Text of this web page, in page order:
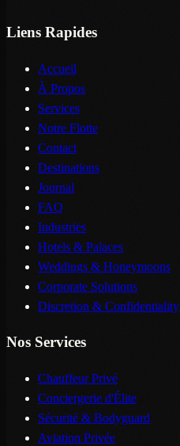
Liens Rapides
Accueil
À Propos
Services
Notre Flotte
Contact
Destinations
Journal
FAQ
Industries
Hotels & Palaces
Weddings & Honeymoons
Corporate Solutions
Discretion & Confidentiality
Nos Services
Chauffeur Privé
Conciergerie d'Élite
Sécurité & Bodyguard
Aviation Privée